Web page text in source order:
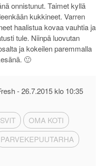
onnistunut. Taimet kyllä
kukkineet. Varren
haalistua kovaa vauhtia ja
tule. Niinpä luovutan
ja kokeilen paremmalla
🙂
-26.7.2015 klo 10:35
OMA KOTI
PARVEKEPUUTARHA